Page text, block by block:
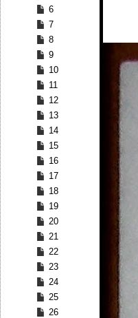
6
7
8
9
10
11
12
13
14
15
16
17
18
19
20
21
22
23
24
25
26